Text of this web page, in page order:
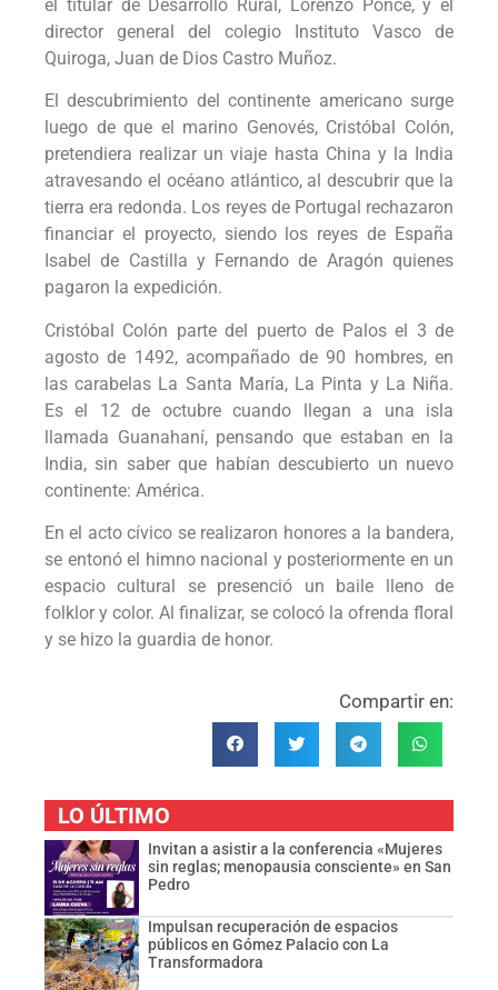
el titular de Desarrollo Rural, Lorenzo Ponce, y el
director general del colegio Instituto Vasco de
Quiroga, Juan de Dios Castro Muñoz.
El descubrimiento del continente americano surge
luego de que el marino Genovés, Cristóbal Colón,
pretendiera realizar un viaje hasta China y la India
atravesando el océano atlántico, al descubrir que la
tierra era redonda. Los reyes de Portugal rechazaron
financiar el proyecto, siendo los reyes de España
Isabel de Castilla y Fernando de Aragón quienes
pagaron la expedición.
Cristóbal Colón parte del puerto de Palos el 3 de
agosto de 1492, acompañado de 90 hombres, en
las carabelas La Santa María, La Pinta y La Niña.
Es el 12 de octubre cuando llegan a una isla
llamada Guanahaní, pensando que estaban en la
India, sin saber que habían descubierto un nuevo
continente: América.
En el acto cívico se realizaron honores a la bandera,
se entonó el himno nacional y posteriormente en un
espacio cultural se presenció un baile lleno de
folklor y color. Al finalizar, se colocó la ofrenda floral
y se hizo la guardia de honor.
Compartir en:
LO ÚLTIMO
Invitan a asistir a la conferencia «Mujeres
sin reglas; menopausia consciente» en San
Pedro
Impulsan recuperación de espacios
públicos en Gómez Palacio con La
Transformadora